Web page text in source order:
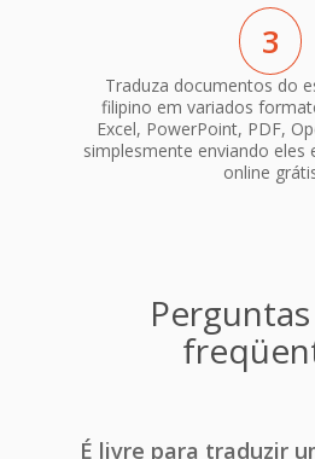
3
Traduza documentos do
filipino em variados
Excel, PowerPoint, PDF,
simplesmente enviando
online
É livre para traduzir